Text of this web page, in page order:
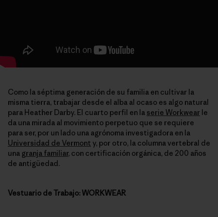
Como la séptima generación de su familia en cultivar la
misma tierra, trabajar desde el alba al ocaso es algo natural
para Heather Darby. El cuarto perfil en la serie Workwear le
da una mirada al movimiento perpetuo que se requiere
para ser, por un lado una agrónoma investigadora en la
Universidad de Vermont y, por otro, la columna vertebral de
una granja familiar, con certificación orgánica, de 200 años
de antigüedad.
Vestuario de Trabajo: WORKWEAR